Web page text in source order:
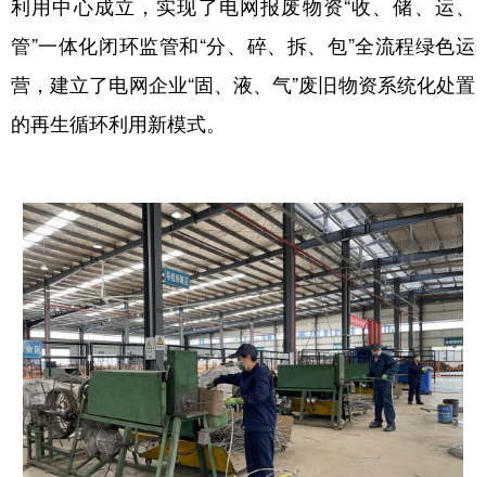
利用中心成立 ，实现了电网报废物资“收、储、运、
管”一体化闭环监管和“分、碎、拆、包”全流程绿色运
营，建立了电网企业“固、液、气”废旧物资系统化处置
的再生循环利用新模式。